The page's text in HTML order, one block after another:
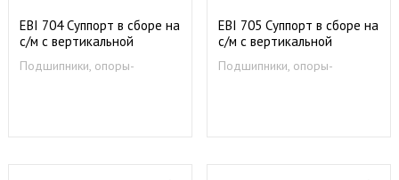
EBI 704 Cуппорт в сборе на
с/м с вертикальной
загрузкой (497540)
Подшипники, опоры-
EBI 705 Суппорт в сборе на
с/м с вертикальной
загрузкой (аналог 092024)
Подшипники, опоры-